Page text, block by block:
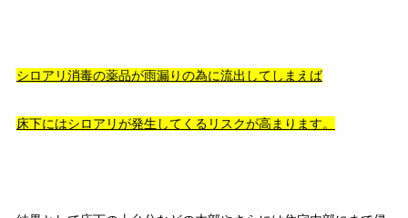
シロアリ消毒の薬品が雨漏りの為に流出してしまえば
床下にはシロアリが発生してくるリスクが高まります。